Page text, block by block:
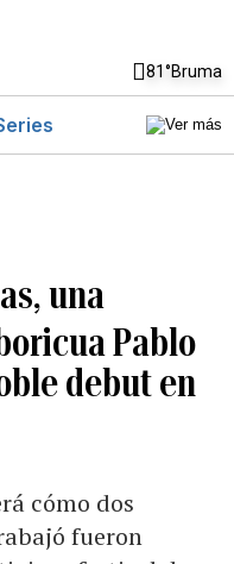
81°Bruma
una
Pablo
debut en
cómo dos
fueron